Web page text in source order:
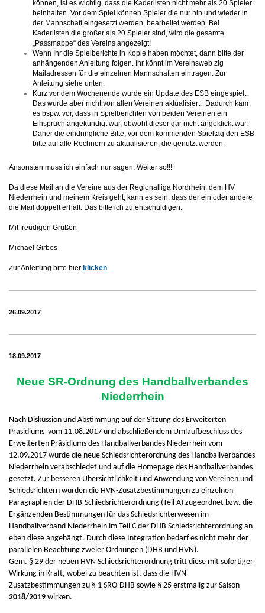
können, ist es wichtig, dass die Kaderlisten nicht mehr als 20 Spieler
beinhalten. Vor dem Spiel können Spieler die nur hin und wieder in
der Mannschaft eingesetzt werden, bearbeitet werden. Bei
Kaderlisten die größer als 20 Spieler sind, wird die gesamte
„Passmappe“ des Vereins angezeigt!
Wenn Ihr die Spielberichte in Kopie haben möchtet, dann bitte der
anhängenden Anleitung folgen. Ihr könnt im Vereinsweb zig
Mailadressen für die einzelnen Mannschaften eintragen. Zur
Anleitung siehe unten.
Kurz vor dem Wochenende wurde ein Update des ESB eingespielt.
Das wurde aber nicht von allen Vereinen aktualisiert. Dadurch kam
es bspw. vor, dass in Spielberichten von beiden Vereinen ein
Einspruch angekündigt war, obwohl dieser gar nicht angeklickt war.
Daher die eindringliche Bitte, vor dem kommenden Spieltag den ESB
bitte auf alle Rechnern zu aktualisieren, die genutzt werden.
Ansonsten muss ich einfach nur sagen: Weiter so!!!
Da diese Mail an die Vereine aus der Regionalliga Nordrhein, dem HV
Niederrhein und meinem Kreis geht, kann es sein, dass der ein oder andere
die Mail doppelt erhält. Das bitte ich zu entschuldigen.
Mit freudigen Grüßen
Michael Girbes
Zur Anleitung bitte hier klicken
26.09.2017
18.09.2017
Neue SR-Ordnung des Handballverbandes
Niederrhein
Nach Diskussion und Abstimmung auf der Sitzung des Erweiterten
Präsidiums vom 11.08.2017 und abschließendem Umlaufbeschluss des
Erweiterten Präsidiums des Handballverbandes Niederrhein vom
12.09.2017 wurde die neue Schiedsrichterordnung des Handballverbandes
Niederrhein verabschiedet und auf die Homepage des Handballverbandes
gesetzt. Zur besseren Übersichtlichkeit und Anwendung von Vereinen und
Schiedsrichtern wurden die HVN-Zusatzbestimmungen zu einzelnen
Paragraphen der DHB-Schiedsrichterordnung (Teil A) zugeordnet bzw. die
Ergänzenden Bestimmungen für das Schiedsrichterwesen im
Handballverband Niederrhein im Teil C der DHB Schiedsrichterordnung an
eben diese angehängt. Durch diese Integration bedarf es nicht mehr der
parallelen Beachtung zweier Ordnungen (DHB und HVN).
Gem. § 29 der neuen HVN Schiedsrichterordnung tritt diese mit sofortiger
Wirkung in Kraft, wobei zu beachten ist, dass die HVN-
Zusatzbestimmungen zu § 1 SRO-DHB sowie § 25 erstmalig zur Saison
2018/2019 wirken.